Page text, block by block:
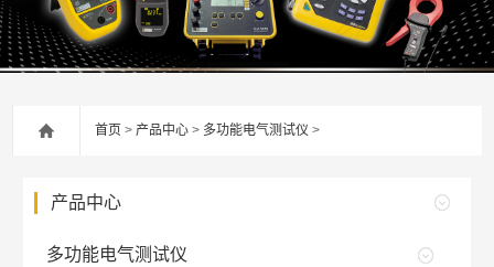
首页 >产品中心 > 多功能电气测试仪 >
产品中心
多功能电气测试仪